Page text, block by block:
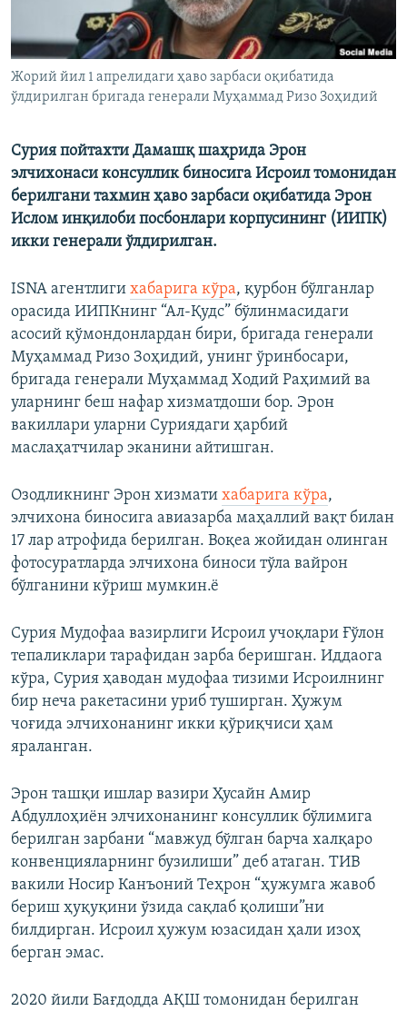
Жорий йил 1 апрелидаги ҳаво зарбаси оқибатида
ўлдирилган бригада генерали Муҳаммад Ризо Зоҳидий
Сурия пойтахти Дамашқ шаҳрида Эрон
элчихонаси консуллик биносига Исроил томонидан
берилгани тахмин ҳаво зарбаси оқибатида Эрон
Ислом инқилоби посбонлари корпусининг (ИИПК)
икки генерали ўлдирилган.
ISNA агентлиги хабарига кўра, қурбон бўлганлар
орасида ИИПКнинг “Ал-Қудс” бўлинмасидаги
асосий қўмондонлардан бири, бригада генерали
Муҳаммад Ризо Зоҳидий, унинг ўринбосари,
бригада генерали Муҳаммад Ходий Раҳимий ва
уларнинг беш нафар хизматдоши бор. Эрон
вакиллари уларни Суриядаги ҳарбий
маслаҳатчилар эканини айтишган.
Озодликнинг Эрон хизмати хабарига кўра,
элчихона биносига авиазарба маҳаллий вақт билан
17 лар атрофида берилган. Воқеа жойидан олинган
фотосуратларда элчихона биноси тўла вайрон
бўлганини кўриш мумкин.ё
Сурия Мудофаа вазирлиги Исроил учоқлари Ғўлон
тепаликлари тарафидан зарба беришган. Иддаога
кўра, Сурия ҳаводан мудофаа тизими Исроилнинг
бир неча ракетасини уриб туширган. Ҳужум
чоғида элчихонанинг икки қўриқчиси ҳам
яраланган.
Эрон ташқи ишлар вазири Ҳусайн Амир
Абдуллоҳиён элчихонанинг консуллик бўлимига
берилган зарбани “мавжуд бўлган барча халқаро
конвенцияларнинг бузилиши” деб атаган. ТИВ
вакили Носир Канъоний Теҳрон “ҳужумга жавоб
бериш ҳуқуқини ўзида сақлаб қолиши”ни
билдирган. Исроил ҳужум юзасидан ҳали изоҳ
берган эмас.
2020 йили Бағдодда АҚШ томонидан берилган